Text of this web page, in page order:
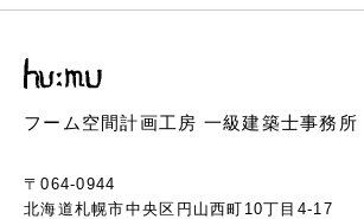
フーム空間計画工房 一級建築士事務所
〒064-0944
北海道札幌市中央区円山西町10丁目4-17